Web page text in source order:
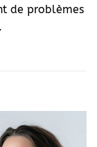
de problèmes